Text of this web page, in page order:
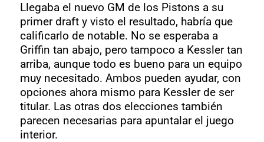
Llegaba el nuevo GM de los Pistons a su
primer draft y visto el resultado, habría que
calificarlo de notable. No se esperaba a
Griffin tan abajo, pero tampoco a Kessler tan
arriba, aunque todo es bueno para un equipo
muy necesitado. Ambos pueden ayudar, con
opciones ahora mismo para Kessler de ser
titular. Las otras dos elecciones también
parecen necesarias para apuntalar el juego
interior.